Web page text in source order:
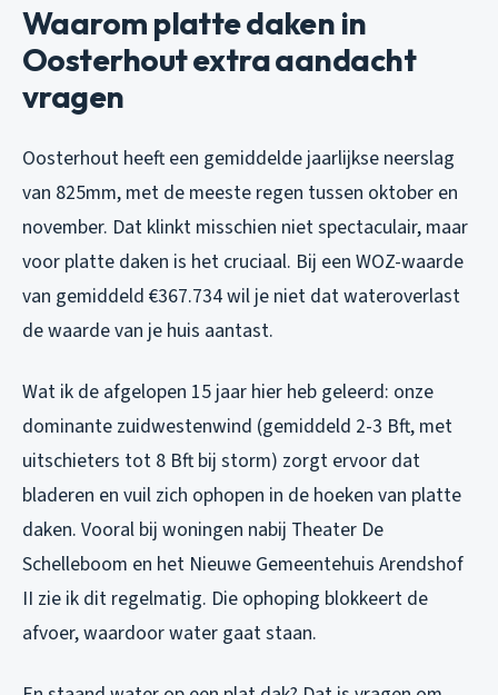
Waarom platte daken in
Oosterhout extra aandacht
vragen
Oosterhout heeft een gemiddelde jaarlijkse neerslag
van 825mm, met de meeste regen tussen oktober en
november. Dat klinkt misschien niet spectaculair, maar
voor platte daken is het cruciaal. Bij een WOZ-waarde
van gemiddeld €367.734 wil je niet dat wateroverlast
de waarde van je huis aantast.
Wat ik de afgelopen 15 jaar hier heb geleerd: onze
dominante zuidwestenwind (gemiddeld 2-3 Bft, met
uitschieters tot 8 Bft bij storm) zorgt ervoor dat
bladeren en vuil zich ophopen in de hoeken van platte
daken. Vooral bij woningen nabij Theater De
Schelleboom en het Nieuwe Gemeentehuis Arendshof
II zie ik dit regelmatig. Die ophoping blokkeert de
afvoer, waardoor water gaat staan.